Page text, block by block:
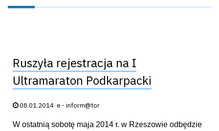
Ruszyła rejestracja na I
Ultramaraton Podkarpacki
Data publikacji:
08.01.2014e - inform@tor
W ostatnią sobotę maja 2014 r. w Rzeszowie odbędzie